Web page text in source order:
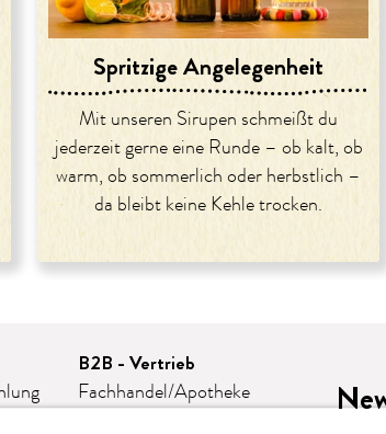
Spritzige Angelegenheit
Mit unseren Sirupen schmeißt du
jederzeit gerne eine Runde – ob kalt, ob
warm, ob sommerlich oder herbstlich –
da bleibt keine Kehle trocken.
B2B - Vertrieb
Fachhandel/Apotheke